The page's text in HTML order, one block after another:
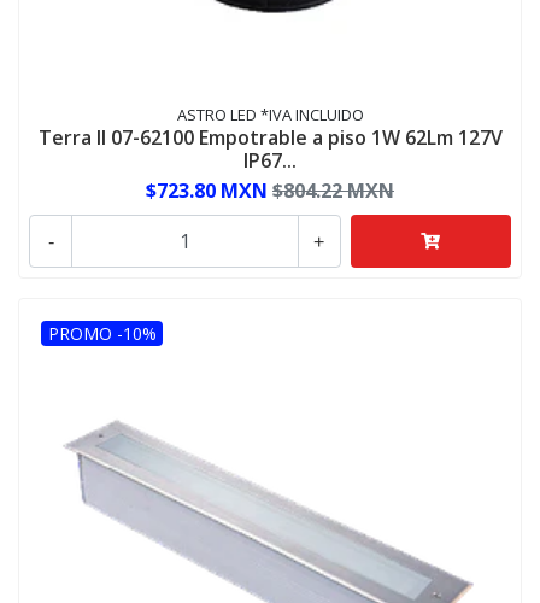
ASTRO LED *IVA INCLUIDO
Terra II 07-62100 Empotrable a piso 1W 62Lm 127V
IP67...
$723.80 MXN $804.22 MXN
+
-
PROMO -10%